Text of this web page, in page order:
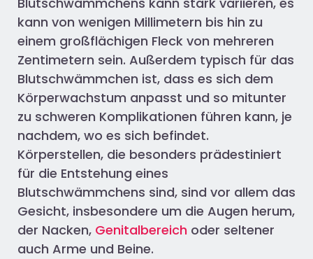
kann von wenigen Millimetern bis hin zu
einem großflächigen Fleck von mehreren
Zentimetern sein. Außerdem typisch für das
Blutschwämmchen ist, dass es sich dem
Körperwachstum anpasst und so mitunter
zu schweren Komplikationen führen kann, je
nachdem, wo es sich befindet.
Körperstellen, die besonders prädestiniert
für die Entstehung eines
Blutschwämmchens sind, sind vor allem das
Gesicht, insbesondere um die Augen herum,
der Nacken, Genitalbereich oder seltener
auch Arme und Beine.